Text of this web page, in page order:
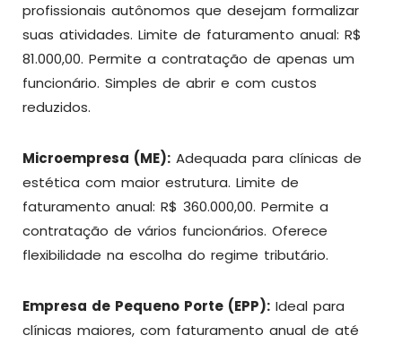
profissionais autônomos que desejam formalizar
suas atividades. Limite de faturamento anual: R$
81.000,00. Permite a contratação de apenas um
funcionário. Simples de abrir e com custos
reduzidos.
Microempresa (ME): Adequada para clínicas de
estética com maior estrutura. Limite de
faturamento anual: R$ 360.000,00. Permite a
contratação de vários funcionários. Oferece
flexibilidade na escolha do regime tributário.
Empresa de Pequeno Porte (EPP): Ideal para
clínicas maiores, com faturamento anual de até